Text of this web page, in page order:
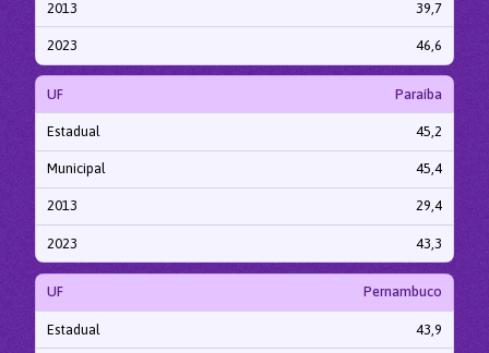
2013 39,7
2023 46,6
UF Paraíba
Estadual 45,2
Municipal 45,4
2013 29,4
2023 43,3
UF Pernambuco
Estadual 43,9